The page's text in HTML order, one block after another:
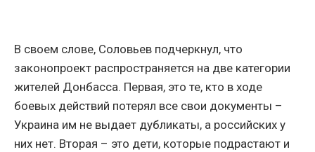
В своем слове, Соловьев подчеркнул, что
законопроект распространяется на две категории
жителей Донбасса. Первая, это те, кто в ходе
боевых действий потерял все свои документы –
Украина им не выдает дубликаты, а российских у
них нет. Вторая – это дети, которые подрастают и